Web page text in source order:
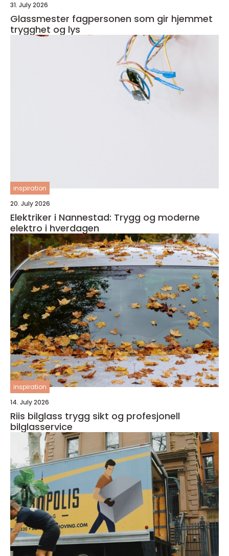
31. July 2026
Glassmester fagpersonen som gir hjemmet
trygghet og lys
inspiration
20. July 2026
Elektriker i Nannestad: Trygg og moderne
elektro i hverdagen
inspiration
14. July 2026
Riis bilglass trygg sikt og profesjonell
bilglasservice